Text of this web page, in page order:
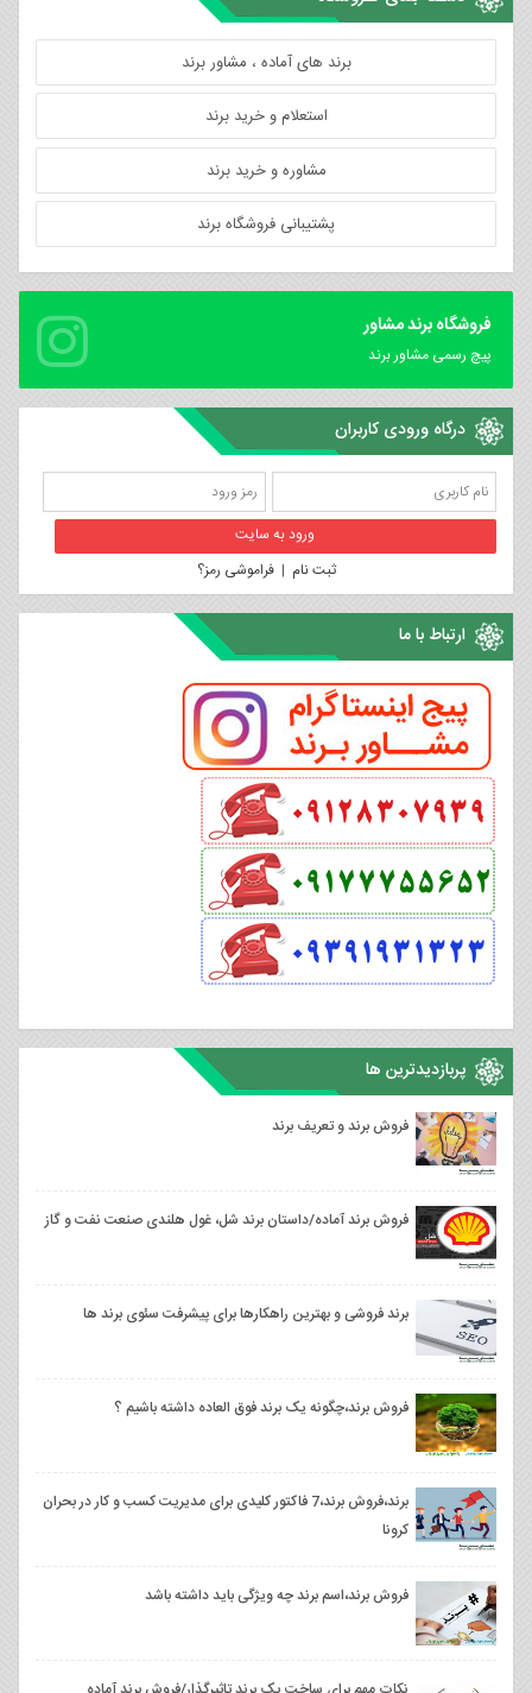
برند های آماده ، مشاور برند
استعلام و خرید برند
مشاوره و خرید برند
پشتیبانی فروشگاه برند
فروشگاه برند مشاور
پیچ رسمی مشاور برند
درگاه ورودی کاربران
ثبت نام |فراموشی رمز؟
ارتباط با ما
پربازدیدترین ها
فروش برند و تعریف برند
فروش برند آماده/داستان برند شل، غول هلندی صنعت نفت و گاز
برند فروشی و بهترین راهکارها برای پیشرفت سئوی برند ها
فروش برند،چگونه یک برند فوق العاده داشته باشیم ؟
برند،فروش برند،7 فاکتور کلیدی برای مدیریت کسب و کار در بحران
کرونا
فروش برند،اسم برند چه ویژگی باید داشته باشد